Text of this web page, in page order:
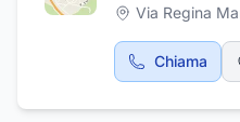
Via Regina
Chiama